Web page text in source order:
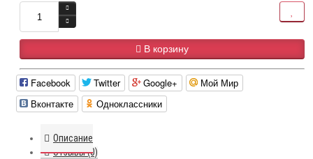
В корзину
Facebook Twitter Google+
Мой Мир
Вконтакте
Одноклассники
Описание
Отзывы (0)